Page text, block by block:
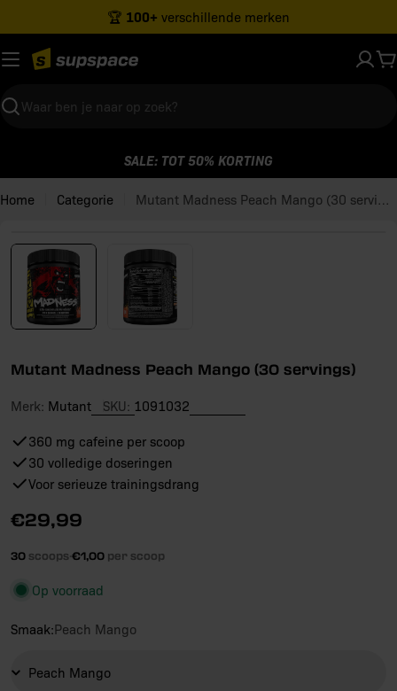
naar
inhoud
🏆 100+ verschillende merken
Zoeken
SALE: TOT 50% KORTING
Home Categorie Mutant Madness Peach Mango (30 servings)
Open media 0 in modaal venster
Mutant Madness Peach Mango (30 servings)
Merk: Mutant SKU: 1091032
360 mg cafeine per scoop
30 volledige doseringen
Voor serieuze trainingsdrang
Reguliere
€29,99
30 scoops·€1,00 per scoop
Op voorraad
Smaak:Peach Mango